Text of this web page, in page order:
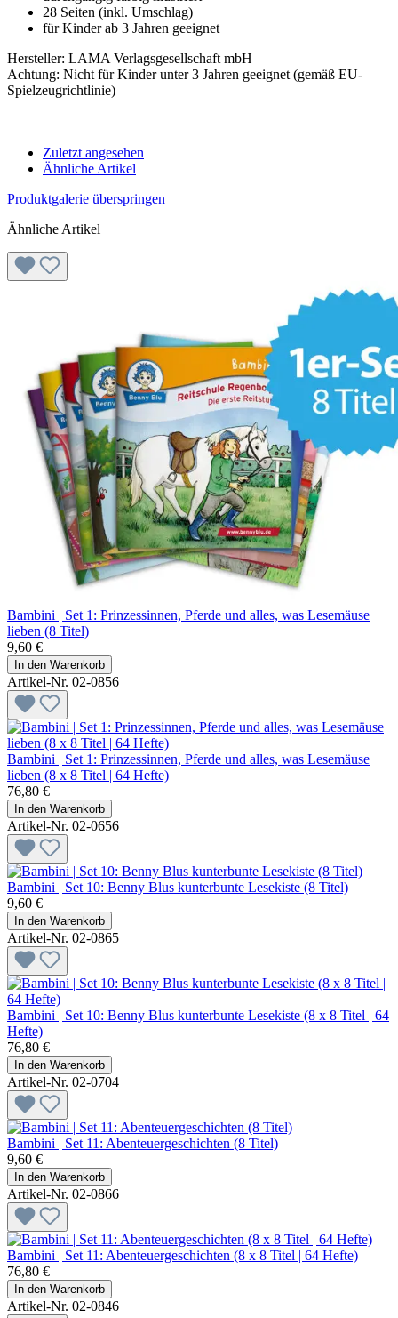
28 Seiten (inkl. Umschlag)
für Kinder ab 3 Jahren geeignet
Hersteller: LAMA Verlagsgesellschaft mbH
Achtung: Nicht für Kinder unter 3 Jahren geeignet (gemäß EU-
Spielzeugrichtlinie)
Zuletzt angesehen
Ähnliche Artikel
Produktgalerie überspringen
Ähnliche Artikel
Bambini | Set 1: Prinzessinnen, Pferde und alles, was Lesemäuse
lieben (8 Titel)
9,60 €
In den Warenkorb
Artikel-Nr. 02-0856
Bambini | Set 1: Prinzessinnen, Pferde und alles, was Lesemäuse
lieben (8 x 8 Titel | 64 Hefte)
76,80 €
In den Warenkorb
Artikel-Nr. 02-0656
Bambini | Set 10: Benny Blus kunterbunte Lesekiste (8 Titel)
9,60 €
In den Warenkorb
Artikel-Nr. 02-0865
Bambini | Set 10: Benny Blus kunterbunte Lesekiste (8 x 8 Titel | 64
Hefte)
76,80 €
In den Warenkorb
Artikel-Nr. 02-0704
Bambini | Set 11: Abenteuergeschichten (8 Titel)
9,60 €
In den Warenkorb
Artikel-Nr. 02-0866
Bambini | Set 11: Abenteuergeschichten (8 x 8 Titel | 64 Hefte)
76,80 €
In den Warenkorb
Artikel-Nr. 02-0846